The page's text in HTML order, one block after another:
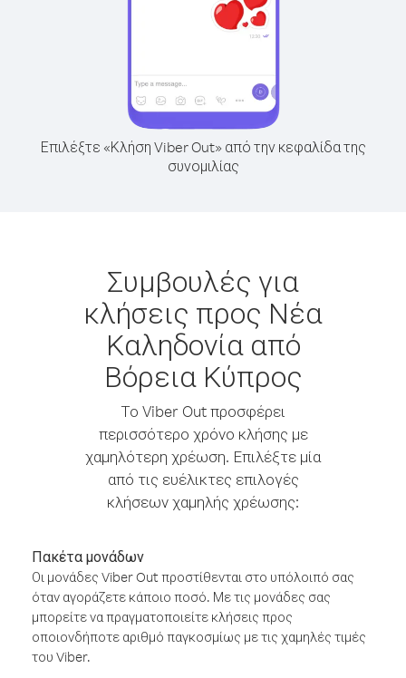
Επιλέξτε «Κλήση Viber Out» από την κεφαλίδα της
συνομιλίας
Συμβουλές για
κλήσεις προς Νέα
Καληδονία από
Βόρεια Κύπρος
Το Viber Out προσφέρει
περισσότερο χρόνο κλήσης με
χαμηλότερη χρέωση. Επιλέξτε μία
από τις ευέλικτες επιλογές
κλήσεων χαμηλής χρέωσης:
Πακέτα μονάδων
Οι μονάδες Viber Out προστίθενται στο υπόλοιπό σας
όταν αγοράζετε κάποιο ποσό. Με τις μονάδες σας
μπορείτε να πραγματοποιείτε κλήσεις προς
οποιονδήποτε αριθμό παγκοσμίως με τις χαμηλές τιμές
του Viber.